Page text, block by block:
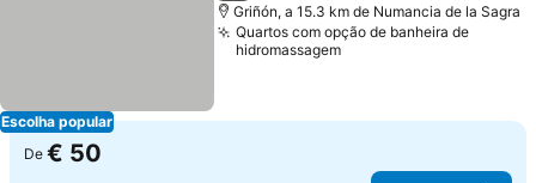
Escolha popular
Griñón, a 15.3 km de Numancia de la Sagra
Quartos com opção de banheira de
hidromassagem
De € 50